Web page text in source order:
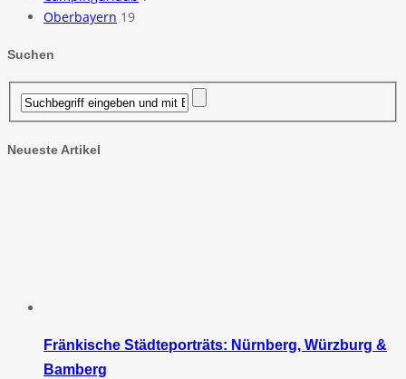
Oberbayern 19
Suchen
Neueste Artikel
Fränkische Städteporträts: Nürnberg, Würzburg &
Bamberg